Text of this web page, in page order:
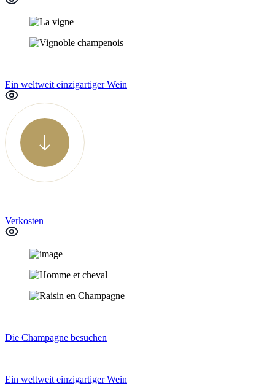
Ein weltweit einzigartiger Wein
Verkosten
Die Champagne besuchen
Ein weltweit einzigartiger Wein